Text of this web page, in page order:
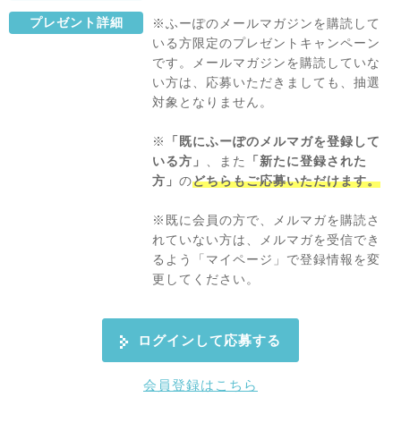
プレゼント詳細
※ふーぽのメールマガジンを購読して
いる方限定のプレゼントキャンペーン
です。メールマガジンを購読していな
い方は、応募いただきましても、抽選
対象となりません。
※
「既にふーぽのメルマガを登録して
いる方」 、また
「新たに登録された
方」 のどちらもご応募いただけます。
※既に会員の方で、メルマガを購読さ
れていない方は、メルマガを受信でき
るよう「マイページ」で登録情報を変
更してください。
ログインして応募する
会員登録はこちら